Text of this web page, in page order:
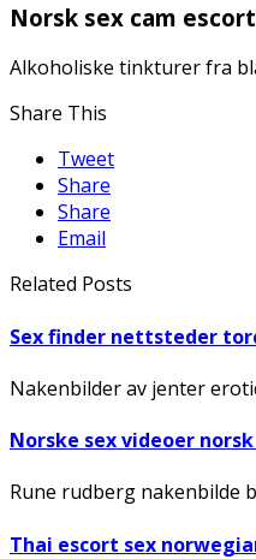
Norsk sex cam
Alkoholiske tinkturer fra
Share This
Tweet
Share
Share
Email
Related Posts
Sex finder nettsteder
Nakenbilder av jenter
Norske sex videoer
Rune rudberg nakenbilde
Thai escort sex